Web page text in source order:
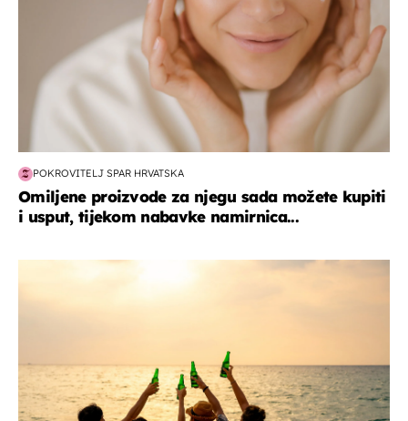
POKROVITELJ SPAR HRVATSKA
Omiljene proizvode za njegu sada možete kupiti
i usput, tijekom nabavke namirnica...